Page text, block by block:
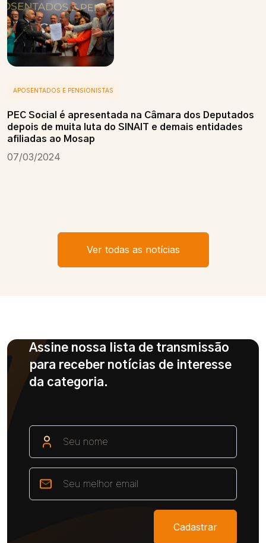
APOSENTADOS E PENSIONISTAS
PEC Social é apresentada na Câmara dos Deputados
depois de muita luta do SINAIT e demais entidades
afiliadas ao Mosap
07/03/2024
Ver todas as notícias
Assine nossa lista de transmissão
para receber notícias de interesse
da categoria.
Cadastrar